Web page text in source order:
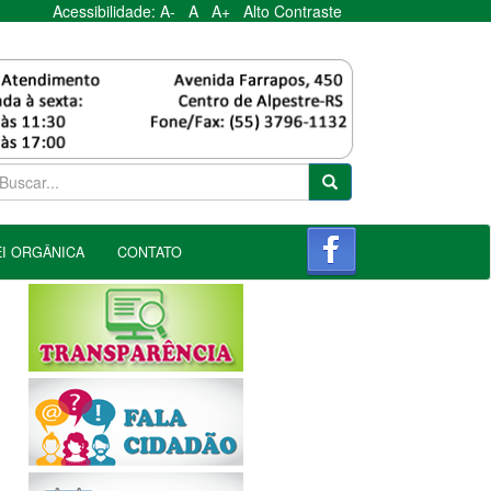
Acessibilidade:A- A A+ Alto Contraste
ORGÂNICA CONTATO